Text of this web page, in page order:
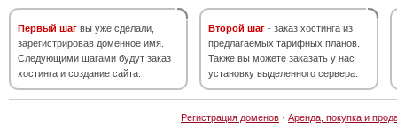
Первый шаг вы уже сделали,
зарегистрировав доменное имя.
Следующими шагами будут заказ
хостинга и создание сайта.
Второй шаг - заказ хостинга из
предлагаемых тарифных планов.
Также вы можете заказать у нас
установку выделенного сервера.
Регистрация доменов · Аренда, покупка и